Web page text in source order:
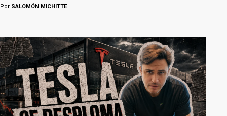
Por SALOMÓN MICHITTE